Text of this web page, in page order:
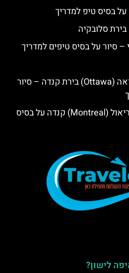
על בסיס טיפ למדריך
סלובקיה
– סיור על בסיס טיפים למדריך
סיורים חינמיים באוטוואה (Ottawa) בירת קנדה – סיור
סיורים חינמיים במונטריאול (Montreal) קנדה על בסיס
לישון?